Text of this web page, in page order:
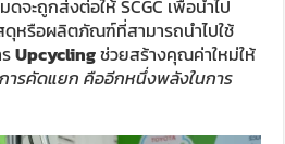
จะถูกส่งต่อให้ SCGC เพื่อนำไป
หรือผลิตภัณฑ์ที่สามารถนำไปใช้
รUpcyclingช่วยสร้างคุณค่าใหม่ให้
ารคัดแยก คืออีกหนึ่งพลังในการ